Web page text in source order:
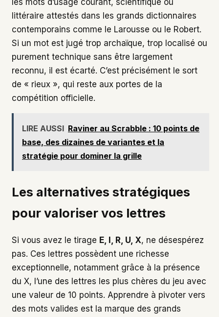
littéraire attestés dans les grands dictionnaires
contemporains comme le Larousse ou le Robert.
Si un mot est jugé trop archaïque, trop localisé ou
purement technique sans être largement
reconnu, il est écarté. C’est précisément le sort
de « rieux », qui reste aux portes de la
compétition officielle.
LIRE AUSSI Raviner au Scrabble : 10 points de
base, des dizaines de variantes et la
stratégie pour dominer la grille
Les alternatives stratégiques
pour valoriser vos lettres
Si vous avez le tirage E, I, R, U, X, ne désespérez
pas. Ces lettres possèdent une richesse
exceptionnelle, notamment grâce à la présence
du X, l’une des lettres les plus chères du jeu avec
une valeur de 10 points. Apprendre à pivoter vers
des mots valides est la marque des grands